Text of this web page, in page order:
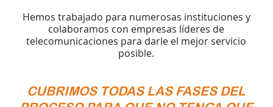
Hemos trabajado para numerosas instituciones y
colaboramos con empresas líderes de
telecomunicaciones para darle el mejor servicio
posible.
CUBRIMOS TODAS LAS FASES DEL